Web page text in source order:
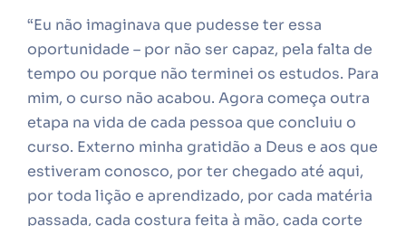
“Eu não imaginava que pudesse ter essa
oportunidade – por não ser capaz, pela falta de
tempo ou porque não terminei os estudos. Para
mim, o curso não acabou. Agora começa outra
etapa na vida de cada pessoa que concluiu o
curso. Externo minha gratidão a Deus e aos que
estiveram conosco, por ter chegado até aqui,
por toda lição e aprendizado, por cada matéria
passada, cada costura feita à mão, cada corte